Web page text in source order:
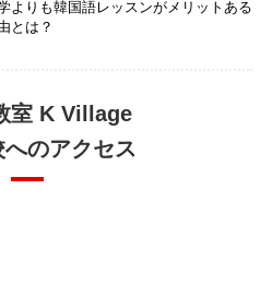
よりも韓国語レッスンがメリットある
とは？
室 K Village
のアクセス